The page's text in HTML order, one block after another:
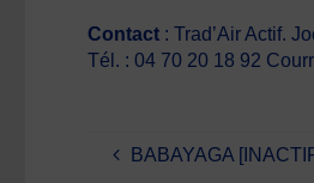
Contact : Trad’Air Actif.
Tél. : 04 70 20 18 92
BABAYAGA